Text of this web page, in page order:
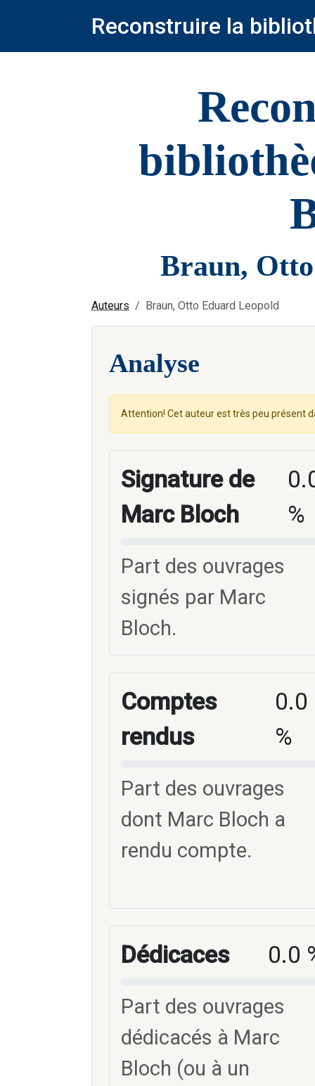
Reconstruire la
Braun,
Auteurs Braun, Otto Eduard Leopold
Analyse
Attention! Cet auteur est très peu présent
Signature de
Marc Bloch
%
Part des ouvrages
signés par Marc
Bloch.
Comptes
rendus
0.0
%
Part des ouvrages
dont Marc Bloch a
rendu compte.
Dédicaces 0.0
Part des ouvrages
dédicacés à Marc
Bloch (ou à un